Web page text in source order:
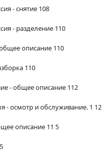
- снятие 108
- разделение 110
описание 110
110
- общее описание 112
- осмотр и обслуживание. 1 12
описание 11 5